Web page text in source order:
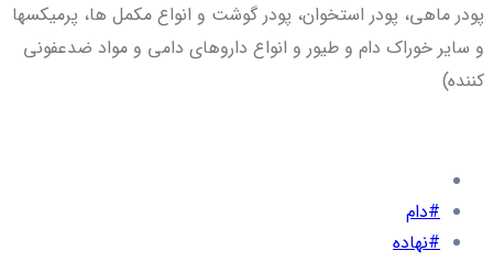
پودر ماهی، پودر استخوان، پودر گوشت و انواع مکمل ها، پرمیکسها
و سایر خوراک دام و طیور و انواع داروهای دامی و مواد ضدعفونی
کننده)
#دام
#نهاده